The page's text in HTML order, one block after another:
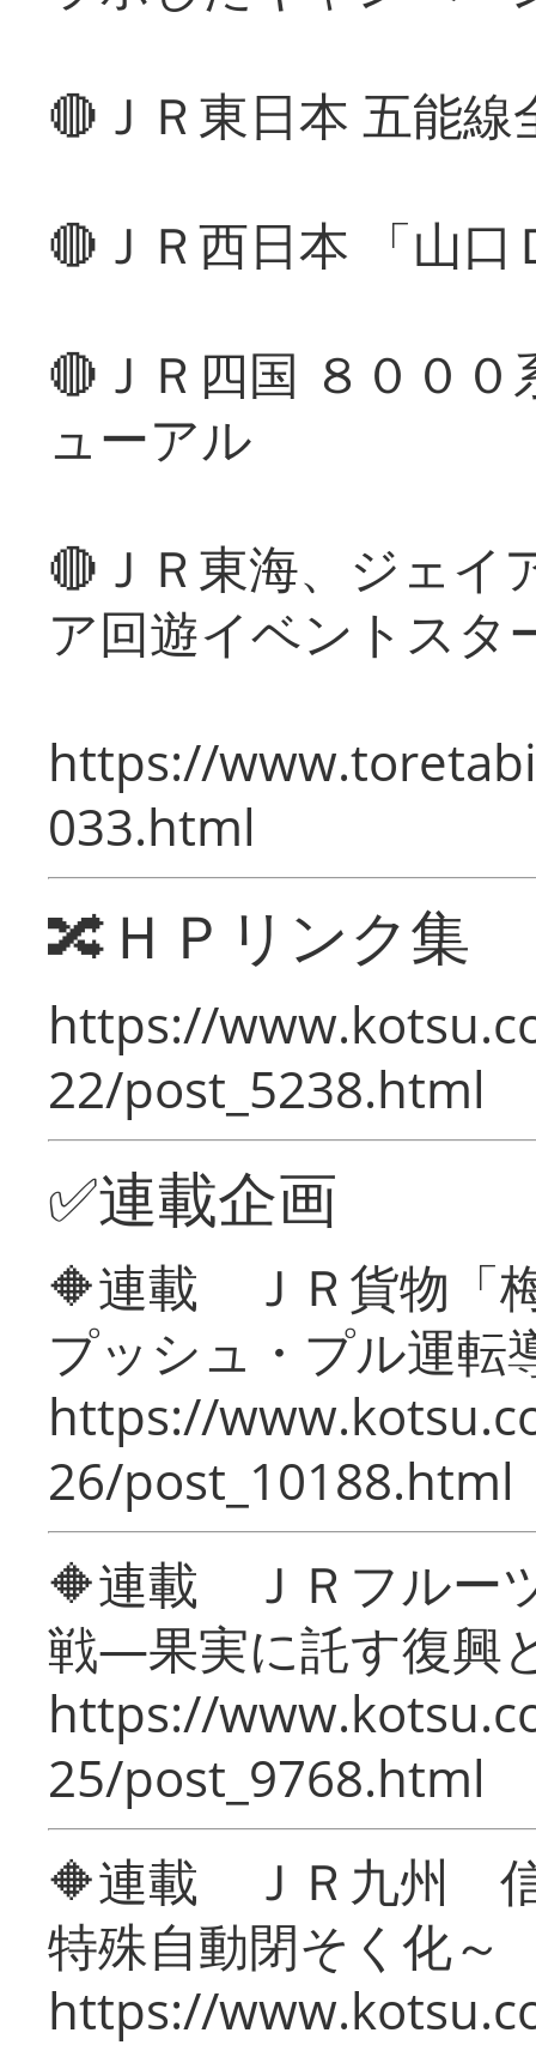
🔴ＪＲ東日本 五能
🔴ＪＲ西日本 「山
🔴ＪＲ四国 ８００
ューアル
🔴ＪＲ東海、ジェイ
ア回遊イベントスタ
https://
033.html
🔀ＨＰリンク集
https://
22/post_5238.html
✅連載企画
🔶連載 ＪＲ貨物「
プッシュ・プル運転
https://
26/post_10188.html
🔶連載 ＪＲフルー
戦―果実に託す復興
https://
25/post_9768.html
🔶連載 ＪＲ九州 信
特殊自動閉そく化～
https://